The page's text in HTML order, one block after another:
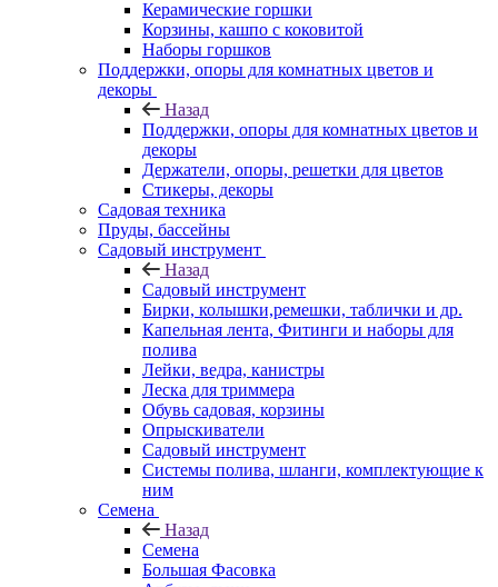
Керамические горшки
Корзины, кашпо с коковитой
Наборы горшков
Поддержки, опоры для комнатных цветов и
декоры
Назад
Поддержки, опоры для комнатных цветов и
декоры
Держатели, опоры, решетки для цветов
Стикеры, декоры
Садовая техника
Пруды, бассейны
Садовый инструмент
Назад
Садовый инструмент
Бирки, колышки,ремешки, таблички и др.
Капельная лента, Фитинги и наборы для
полива
Лейки, ведра, канистры
Леска для триммера
Обувь садовая, корзины
Опрыскиватели
Садовый инструмент
Системы полива, шланги, комплектующие к
ним
Семена
Назад
Семена
Большая Фасовка